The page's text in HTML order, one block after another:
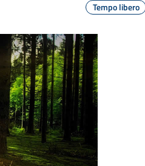
Tempo libero